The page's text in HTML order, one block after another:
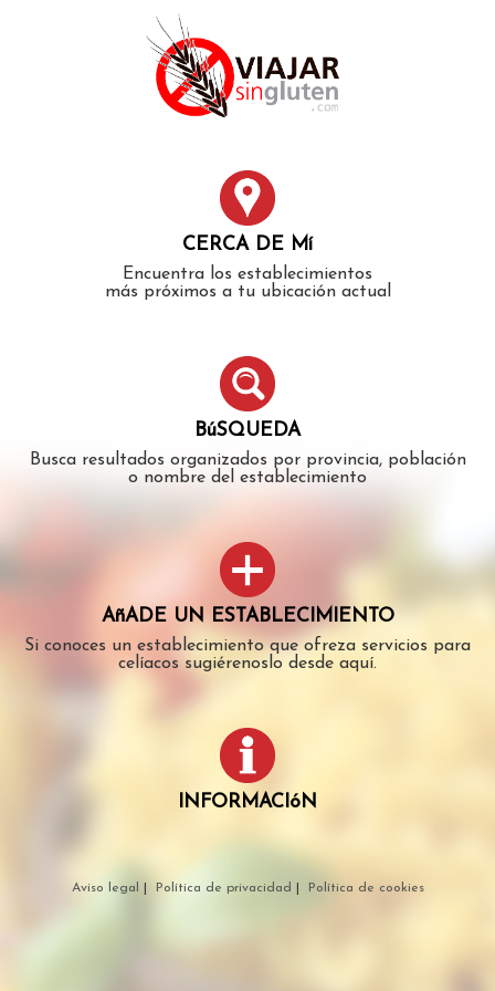
CERCA DE Mí
Encuentra los establecimientos
más próximos a tu ubicación actual
BúSQUEDA
Busca resultados organizados por provincia, población
o nombre del establecimiento
AñADE UN ESTABLECIMIENTO
Si conoces un establecimiento que ofreza servicios para
celíacos sugiérenoslo desde aquí.
INFORMACIóN
Aviso legal Política de privacidad Política de cookies
authorized to show the cookie declaration for domain group
ID 546ddaab-b478-4440-aa8a-3b0205284212. Please add it to
the domain group in the Cookiebot Manager to authorize